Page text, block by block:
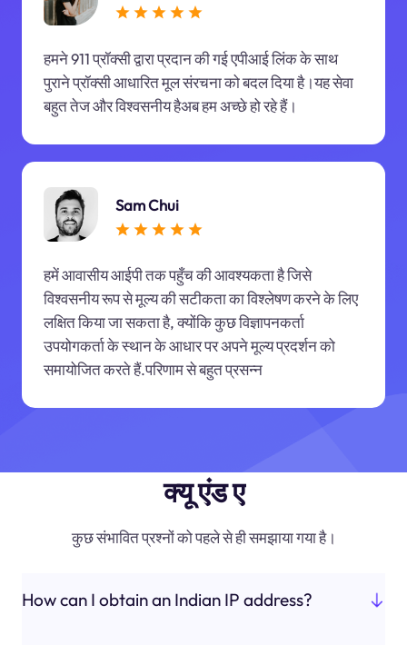
हमने 911 प्रॉक्सी द्वारा प्रदान की गई एपीआई लिंक के साथ
पुराने प्रॉक्सी आधारित मूल संरचना को बदल दिया है।यह सेवा
बहुत तेज और विश्वसनीय हैअब हम अच्छे हो रहे हैं।
Sam Chui
हमें आवासीय आईपी तक पहुँच की आवश्यकता है जिसे
विश्वसनीय रूप से मूल्य की सटीकता का विश्लेषण करने के लिए
लक्षित किया जा सकता है, क्योंकि कुछ विज्ञापनकर्ता
उपयोगकर्ता के स्थान के आधार पर अपने मूल्य प्रदर्शन को
समायोजित करते हैं.परिणाम से बहुत प्रसन्न
क्यू एंड ए
कुछ संभावित प्रश्नों को पहले से ही समझाया गया है।
How can I obtain an Indian IP address?